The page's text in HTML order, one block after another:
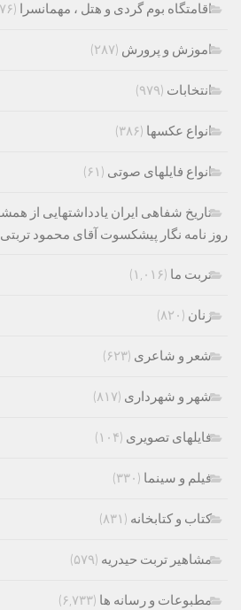
اقامتگاه بوم گردی و هتل ، مهمانسرا (۷۶)
اموزش و پرورش (۲۸۷)
انتخابات (۹۷۹)
انواع عکسها (۳۸۶)
انواع فایلهای صوتی (۶۱)
تاریخ شفاهی ایران یادداشتهایی از
روز نامه نگار پیشکسوت آقای محمود
تربت ما (۱,۰۱۶)
زنان (۸۲۰)
شعر و شاعری (۶۲۳)
شهر و شهرداری (۸۱۷)
فایلهای تصویری (۱۰۴)
فیلم و سینما (۳۳۰)
کتاب و کتابخانه (۸۳۱)
مشاهیر تربت حیدریه (۵۷۹)
مطبوعات و رسانه ها (۶,۷۳۳)